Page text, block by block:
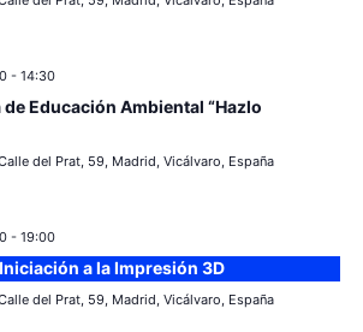
- 14:30
Educación Ambiental “Hazlo
del Prat, 59, Madrid, Vicálvaro, España
- 19:00
a la Impresión 3D
del Prat, 59, Madrid, Vicálvaro, España